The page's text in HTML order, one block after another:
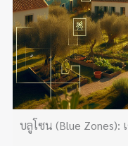
บลูโซน (Blue Zones):